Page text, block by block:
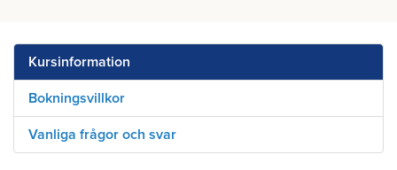
Kursinformation
Bokningsvillkor
Vanliga frågor och svar